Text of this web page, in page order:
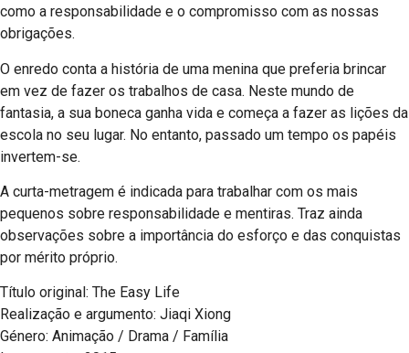
como a responsabilidade e o compromisso com as nossas
obrigações.
O enredo conta a história de uma menina que preferia brincar
em vez de fazer os trabalhos de casa. Neste mundo de
fantasia, a sua boneca ganha vida e começa a fazer as lições da
escola no seu lugar. No entanto, passado um tempo os papéis
invertem-se.
A curta-metragem é indicada para trabalhar com os mais
pequenos sobre responsabilidade e mentiras. Traz ainda
observações sobre a importância do esforço e das conquistas
por mérito próprio.
Título original: The Easy Life
Realização e argumento: Jiaqi Xiong
Género: Animação / Drama / Família